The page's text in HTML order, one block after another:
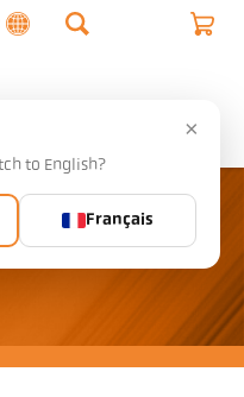
×
to English?
Français